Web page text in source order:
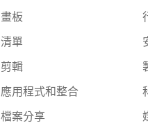
畫板
清單
剪輯
應用程式和整合
檔案分享